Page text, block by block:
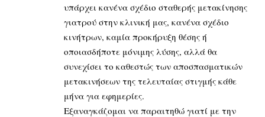
υπάρχει κανένα σχέδιο σταθερής μετακίνησης
γιατρού στην κλινική μας, κανένα σχέδιο
κινήτρων, καμία προκήρυξη θέσης ή
οποιασδήποτε μόνιμης λύσης, αλλά θα
συνεχίσει το καθεστώς των αποσπασματικών
μετακινήσεων της τελευταίας στιγμής κάθε
μήνα για εφημερίες.
Εξαναγκάζομαι να παραιτηθώ γιατί με την